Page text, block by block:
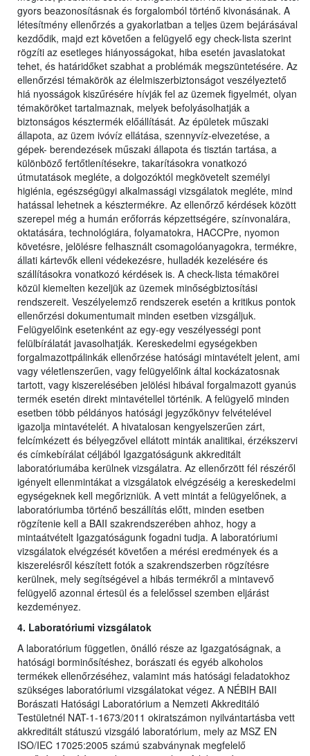
gyors beazonosításnak és forgalomból történő kivonásának. A
létesítmény ellenőrzés a gyakorlatban a teljes üzem bejárásával
kezdődik, majd ezt követően a felügyelő egy check-lista szerint
rögzíti az esetleges hiányosságokat, hiba esetén javaslatokat
tehet, és határidőket szabhat a problémák megszüntetésére. Az
ellenőrzési témakörök az élelmiszerbiztonságot veszélyeztető
hiá nyosságok kiszűrésére hívják fel az üzemek figyelmét, olyan
témaköröket tartalmaznak, melyek befolyásolhatják a
biztonságos késztermék előállítását. Az épületek műszaki
állapota, az üzem ivóvíz ellátása, szennyvíz-elvezetése, a
gépek- berendezések műszaki állapota és tisztán tartása, a
különböző fertőtlenítésekre, takarításokra vonatkozó
útmutatások megléte, a dolgozóktól megkövetelt személyi
higiénia, egészségügyi alkalmassági vizsgálatok megléte, mind
hatással lehetnek a késztermékre. Az ellenőrző kérdések között
szerepel még a humán erőforrás képzettségére, színvonalára,
oktatására, technológiára, folyamatokra, HACCPre, nyomon
követésre, jelölésre felhasznált csomagolóanyagokra, termékre,
állati kártevők elleni védekezésre, hulladék kezelésére és
szállításokra vonatkozó kérdések is. A check-lista témakörei
közül kiemelten kezeljük az üzemek minőségbiztosítási
rendszereit. Veszélyelemző rendszerek esetén a kritikus pontok
ellenőrzési dokumentumait minden esetben vizsgáljuk.
Felügyelőink esetenként az egy-egy veszélyességi pont
felülbírálatát javasolhatják. Kereskedelmi egységekben
forgalmazottpálinkák ellenőrzése hatósági mintavételt jelent, ami
vagy véletlenszerűen, vagy felügyelőink által kockázatosnak
tartott, vagy kiszerelésében jelölési hibával forgalmazott gyanús
termék esetén direkt mintavétellel történik. A felügyelő minden
esetben több példányos hatósági jegyzőkönyv felvételével
igazolja mintavételét. A hivatalosan kengyelszerűen zárt,
felcímkézett és bélyegzővel ellátott minták analitikai, érzékszervi
és címkebírálat céljából Igazgatóságunk akkreditált
laboratóriumába kerülnek vizsgálatra. Az ellenőrzött fél részéről
igényelt ellenmintákat a vizsgálatok elvégzéséig a kereskedelmi
egységeknek kell megőrizniük. A vett mintát a felügyelőnek, a
laboratóriumba történő beszállítás előtt, minden esetben
rögzítenie kell a BAII szakrendszerében ahhoz, hogy a
mintaátvételt Igazgatóságunk fogadni tudja. A laboratóriumi
vizsgálatok elvégzését követően a mérési eredmények és a
kiszerelésről készített fotók a szakrendszerben rögzítésre
kerülnek, mely segítségével a hibás termékről a mintavevő
felügyelő azonnal értesül és a felelőssel szemben eljárást
kezdeményez.
4. Laboratóriumi vizsgálatok
A laboratórium független, önálló része az Igazgatóságnak, a
hatósági borminősítéshez, borászati és egyéb alkoholos
termékek ellenőrzéséhez, valamint más hatósági feladatokhoz
szükséges laboratóriumi vizsgálatokat végez. A NÉBIH BAII
Borászati Hatósági Laboratórium a Nemzeti Akkreditáló
Testületnél NAT-1-1673/2011 okiratszámon nyilvántartásba vett
akkreditált státuszú vizsgáló laboratórium, mely az MSZ EN
ISO/IEC 17025:2005 számú szabványnak megfelelő